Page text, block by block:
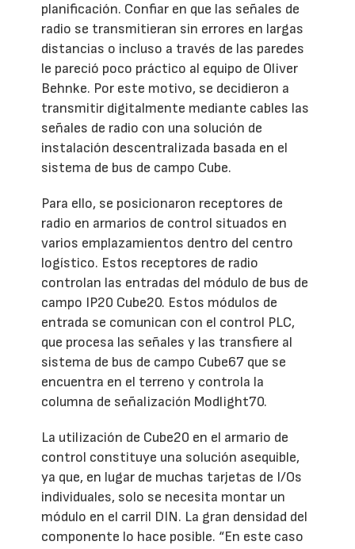
planificación. Confiar en que las señales de
radio se transmitieran sin errores en largas
distancias o incluso a través de las paredes
le pareció poco práctico al equipo de Oliver
Behnke. Por este motivo, se decidieron a
transmitir digitalmente mediante cables las
señales de radio con una solución de
instalación descentralizada basada en el
sistema de bus de campo Cube.
Para ello, se posicionaron receptores de
radio en armarios de control situados en
varios emplazamientos dentro del centro
logístico. Estos receptores de radio
controlan las entradas del módulo de bus de
campo IP20 Cube20. Estos módulos de
entrada se comunican con el control PLC,
que procesa las señales y las transfiere al
sistema de bus de campo Cube67 que se
encuentra en el terreno y controla la
columna de señalización Modlight70.
La utilización de Cube20 en el armario de
control constituye una solución asequible,
ya que, en lugar de muchas tarjetas de I/Os
individuales, solo se necesita montar un
módulo en el carril DIN. La gran densidad del
componente lo hace posible. “En este caso